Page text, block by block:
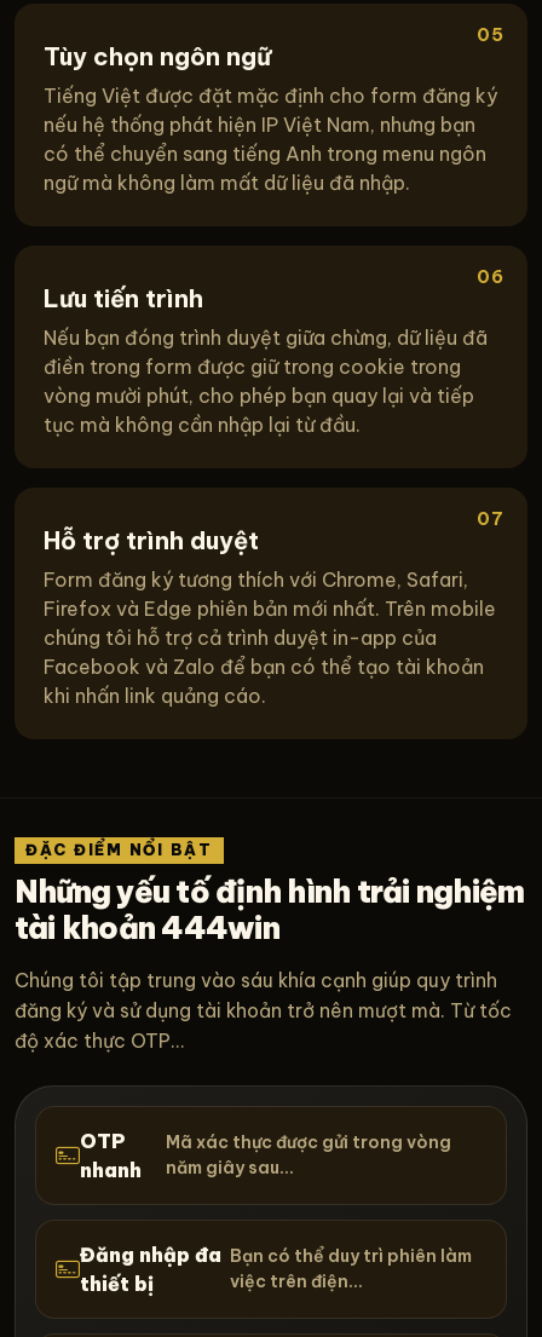
05
Tùy chọn ngôn ngữ
Tiếng Việt được đặt mặc định cho form đăng ký
nếu hệ thống phát hiện IP Việt Nam, nhưng bạn
có thể chuyển sang tiếng Anh trong menu ngôn
ngữ mà không làm mất dữ liệu đã nhập.
06
Lưu tiến trình
Nếu bạn đóng trình duyệt giữa chừng, dữ liệu đã
điền trong form được giữ trong cookie trong
vòng mười phút, cho phép bạn quay lại và tiếp
tục mà không cần nhập lại từ đầu.
07
Hỗ trợ trình duyệt
Form đăng ký tương thích với Chrome, Safari,
Firefox và Edge phiên bản mới nhất. Trên mobile
chúng tôi hỗ trợ cả trình duyệt in-app của
Facebook và Zalo để bạn có thể tạo tài khoản
khi nhấn link quảng cáo.
ĐẶC ĐIỂM NỔI BẬT
Những yếu tố định hình trải nghiệm
tài khoản 444win
Chúng tôi tập trung vào sáu khía cạnh giúp quy trình
đăng ký và sử dụng tài khoản trở nên mượt mà. Từ tốc
độ xác thực OTP...
OTP
nhanh
Mã xác thực được gửi trong vòng
năm giây sau...
Đăng nhập đa
thiết bị
Bạn có thể duy trì phiên làm
việc trên điện...